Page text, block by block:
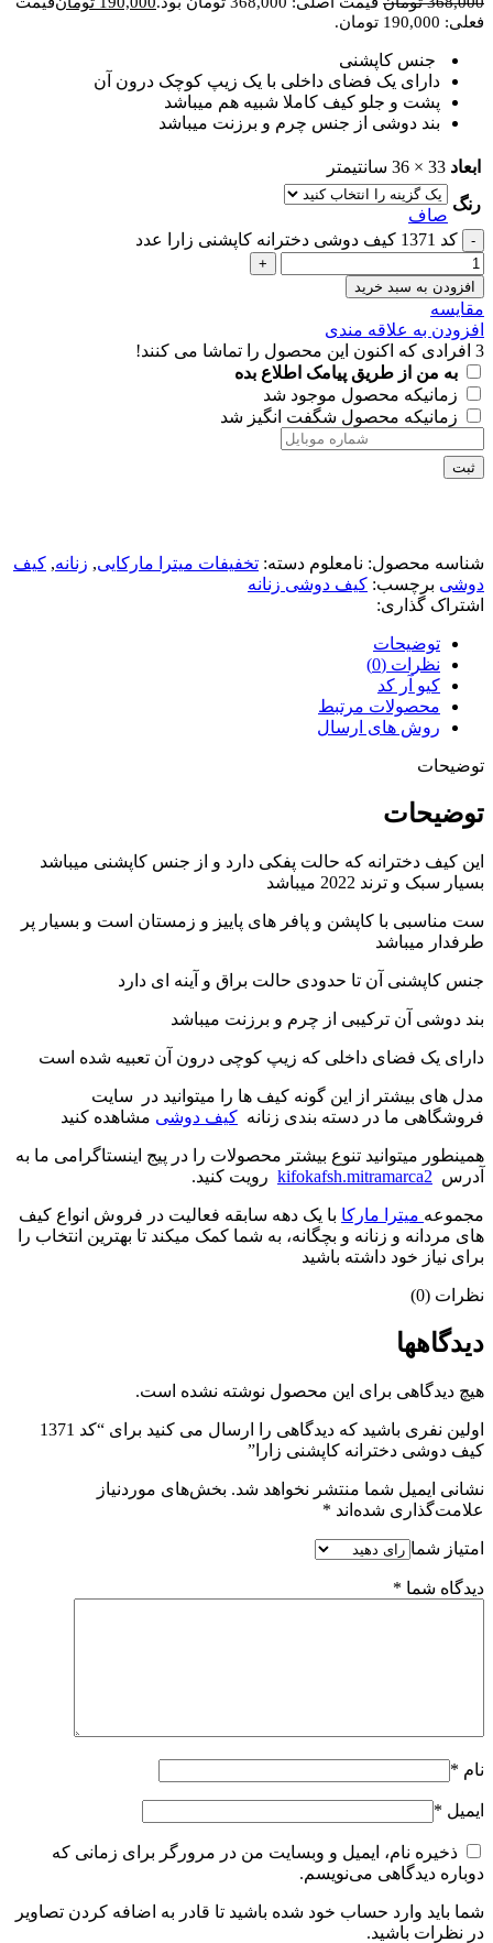
فعلی: 190,000 تومان.
جنس کاپشنی
دارای یک فضای داخلی با یک زیپ کوچک درون آن
پشت و جلو کیف کاملا شبیه هم میباشد
بند دوشی از جنس چرم و برزنت میباشد
ابعاد 33 × 36 سانتیمتر
رنگ
صاف
کد 1371 کیف دوشی دخترانه کاپشنی زارا عدد
افزودن به سبد خرید
مقايسه
افزودن به علاقه مندی
3 افرادی که اکنون این محصول را تماشا می کنند!
به من از طریق پیامک اطلاع بده
زمانیکه محصول موجود شد
زمانیکه محصول شگفت انگیز شد
ثبت
شناسه محصول: نامعلوم دسته: تخفیفات میترا مارکایی, زنانه, کیف
دوشی برچسب: کیف دوشی زنانه
اشتراک گذاری:
توضیحات
نظرات (0)
کیو آر کد
محصولات مرتبط
روش های ارسال
توضیحات
توضیحات
این کیف دخترانه که حالت پفکی دارد و از جنس کاپشنی میباشد
بسیار سبک و ترند 2022 میباشد
ست مناسبی با کاپشن و پافر های پاییز و زمستان است و بسیار پر
طرفدار میباشد
جنس کاپشنی آن تا حدودی حالت براق و آینه ای دارد
بند دوشی آن ترکیبی از چرم و برزنت میباشد
دارای یک فضای داخلی که زیپ کوچی درون آن تعبیه شده است
مدل های بیشتر از این گونه کیف ها را میتوانید در سایت
فروشگاهی ما در دسته بندی زنانه کیف دوشی مشاهده کنید
همینطور میتوانید تنوع بیشتر محصولات را در پیج اینستاگرامی ما به
آدرس kifokafsh.mitramarca2 رویت کنید.
مجموعه میترا مارکا با یک دهه سابقه فعالیت در فروش انواع کیف
های مردانه و زنانه و بچگانه، به شما کمک میکند تا بهترین انتخاب را
برای نیاز خود داشته باشید
نظرات (0)
دیدگاهها
هیچ دیدگاهی برای این محصول نوشته نشده است.
اولین نفری باشید که دیدگاهی را ارسال می کنید برای “کد 1371
کیف دوشی دخترانه کاپشنی زارا”
نشانی ایمیل شما منتشر نخواهد شد. بخش‌های موردنیاز
علامت‌گذاری شده‌اند *
امتیاز شما
دیدگاه شما *
نام *
ایمیل *
ذخیره نام، ایمیل و وبسایت من در مرورگر برای زمانی که
دوباره دیدگاهی می‌نویسم.
شما باید وارد حساب خود شده باشید تا قادر به اضافه کردن تصاویر
در نظرات باشید.